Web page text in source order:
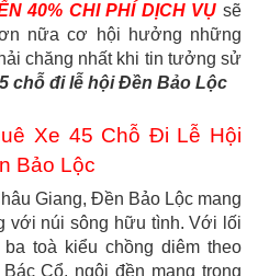
40% CHI PHÍ DỊCH VỤ sẽ
nữa cơ hội hưởng những
chăng nhất khi tin tưởng sử
chỗ đi lễ hội Đền Bảo Lộc
Xe 45 Chỗ Đi Lễ Hội
Bảo Lộc
Giang, Đền Bảo Lộc mang
với núi sông hữu tình. Với lối
toà kiểu chồng diêm theo
Cổ, ngôi đền mang trong